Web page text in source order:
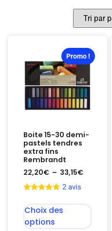
Promo !
Boite 15-30 demi-
pastels tendres
extra fins
Rembrandt
22,20€ – 33,15€
2 avis
Choix des
options